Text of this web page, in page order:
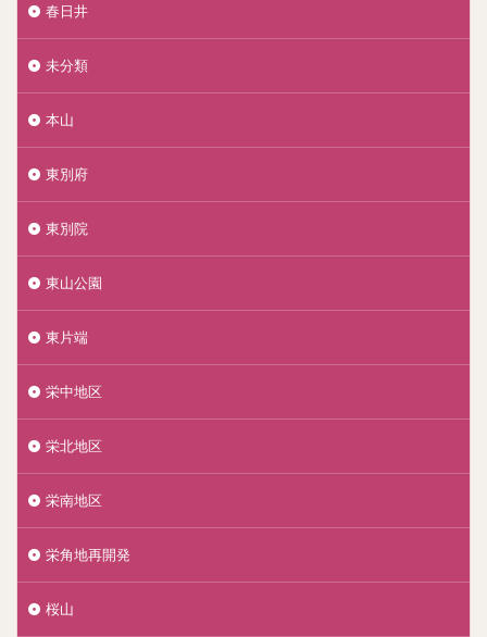
春日井
未分類
本山
東別府
東別院
東山公園
東片端
栄中地区
栄北地区
栄南地区
栄角地再開発
桜山